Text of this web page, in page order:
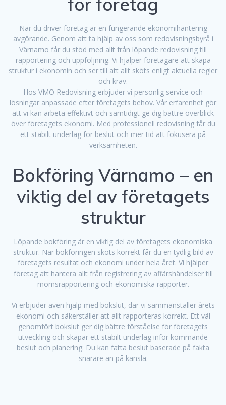
När du driver företag är en fungerande ekonomihantering
avgörande. Genom att ta hjälp av oss som redovisningsbyrå i
Värnamo får du stöd med allt från löpande redovisning till
rapportering och uppföljning. Vi hjälper företagare att skapa
struktur i ekonomin och ser till att allt sköts enligt aktuella regler
och krav.
Hos VMO Redovisning erbjuder vi personlig service och
lösningar anpassade efter företagets behov. Vår erfarenhet gör
att vi kan arbeta effektivt och samtidigt ge dig bättre överblick
över företagets ekonomi. Med professionell redovisning får du
ett stabilt underlag för beslut och mer tid att fokusera på
verksamheten.
Bokföring Värnamo – en
viktig del av företagets
struktur
Löpande bokföring är en viktig del av företagets ekonomiska
struktur. När bokföringen sköts korrekt får du en tydlig bild av
företagets resultat och ekonomi under hela året. Vi hjälper
företag att hantera allt från registrering av affärshändelser till
momsrapportering och ekonomiska rapporter.
Vi erbjuder även hjälp med bokslut, där vi sammanställer årets
ekonomi och säkerställer att allt rapporteras korrekt. Ett väl
genomfört bokslut ger dig bättre förståelse för företagets
utveckling och skapar ett stabilt underlag inför kommande
beslut och planering. Du kan fatta beslut baserade på fakta
snarare än på känsla.